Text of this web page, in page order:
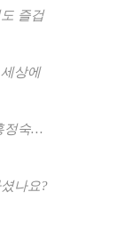
즐겁
상에
정숙…
나요?